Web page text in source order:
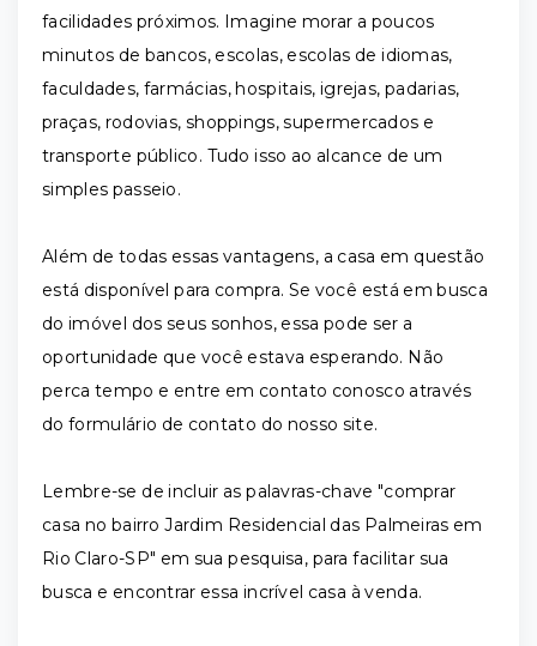
facilidades próximos. Imagine morar a poucos
minutos de bancos, escolas, escolas de idiomas,
faculdades, farmácias, hospitais, igrejas, padarias,
praças, rodovias, shoppings, supermercados e
transporte público. Tudo isso ao alcance de um
simples passeio.
Além de todas essas vantagens, a casa em questão
está disponível para compra. Se você está em busca
do imóvel dos seus sonhos, essa pode ser a
oportunidade que você estava esperando. Não
perca tempo e entre em contato conosco através
do formulário de contato do nosso site.
Lembre-se de incluir as palavras-chave "comprar
casa no bairro Jardim Residencial das Palmeiras em
Rio Claro-SP" em sua pesquisa, para facilitar sua
busca e encontrar essa incrível casa à venda.